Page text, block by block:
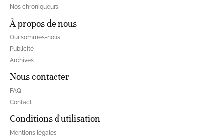
Nos chroniqueurs
À propos de nous
Qui sommes-nous
Publicité
Archives
Nous contacter
FAQ
Contact
Conditions d'utilisation
Mentions légales